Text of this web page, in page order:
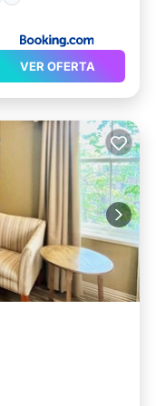
VER OFERTA